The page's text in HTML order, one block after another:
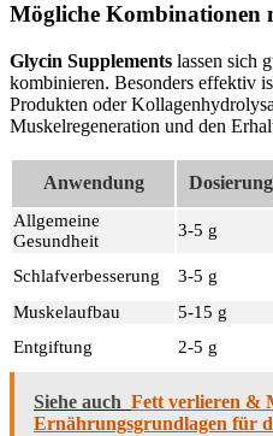
Mögliche Kombinationen
Glycin Supplements lassen sich
kombinieren. Besonders effektiv
Produkten oder
Muskelregeneration und den
Anwendung Dosierung
Allgemeine
Gesundheit
3-5 g
Schlafverbesserung 3-5 g
Muskelaufbau
5-15 g
Entgiftung
2-5 g
Siehe auch Fett verlieren &
Ernährungsgrundlagen für